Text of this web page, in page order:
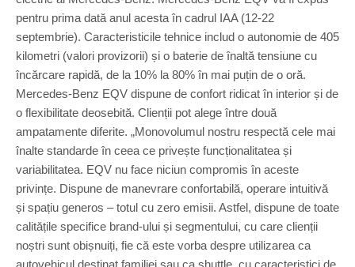
pentru prima dată anul acesta în cadrul IAA (12-22
septembrie). Caracteristicile tehnice includ o autonomie de 405
kilometri (valori provizorii) și o baterie de înaltă tensiune cu
încărcare rapidă, de la 10% la 80% în mai puțin de o oră.
Mercedes-Benz EQV dispune de confort ridicat în interior și de
o flexibilitate deosebită. Clienții pot alege între două
ampatamente diferite. „Monovolumul nostru respectă cele mai
înalte standarde în ceea ce privește funcționalitatea și
variabilitatea. EQV nu face niciun compromis în aceste
privințe. Dispune de manevrare confortabilă, operare intuitivă
și spațiu generos – totul cu zero emisii. Astfel, dispune de toate
calitățile specifice brand-ului și segmentului, cu care clienții
noștri sunt obișnuiți, fie că este vorba despre utilizarea ca
autovehicul destinat familiei sau ca shuttle, cu caracteristici de